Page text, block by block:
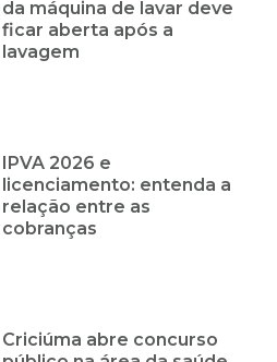
da máquina de lavar deve
ficar aberta após a
lavagem
IPVA 2026 e
licenciamento: entenda a
relação entre as
cobranças
Criciúma abre concurso